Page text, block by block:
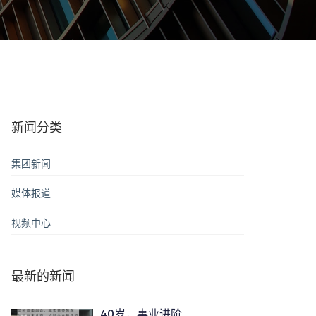
新闻分类
集团新闻
媒体报道
视频中心
最新的新闻